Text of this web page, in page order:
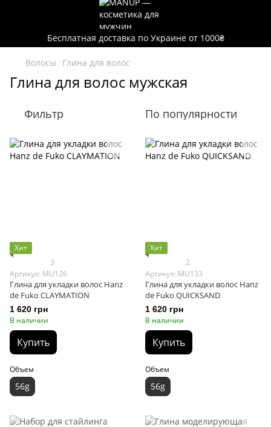
Бесплатная доставка по Украине от 1000₴
Волосы Глина для волос
Глина для волос мужская
Фильтр По популярности
Хит
3
Артикул: MU126
Глина для укладки волос Hanz
de Fuko CLAYMATION
1 620 грн
В наличии
Купить
Объем
56g
Хит
2
Артикул: MU133
Глина для укладки волос Hanz
de Fuko QUICKSAND
1 620 грн
В наличии
Купить
Объем
56g